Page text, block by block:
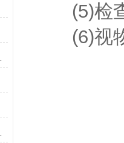
(5)检查
(6)视物